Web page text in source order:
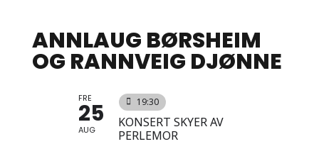
ANNLAUG BØRSHEIM
OG RANNVEIG DJØNNE
FRE
25
AUG
19:30
KONSERT SKYER AV
PERLEMOR